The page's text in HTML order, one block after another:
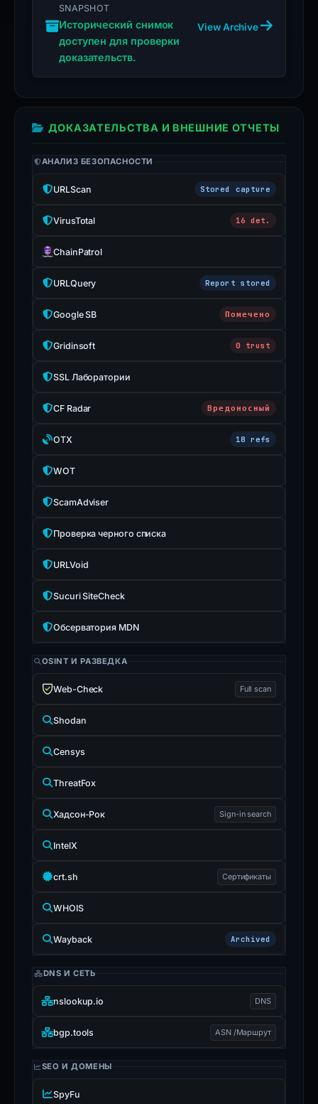
the
inaccurate.
SNAPSHOT
Исторический снимок
доступен для проверки
доказательств.
View Archive
ДОКАЗАТЕЛЬСТВА И ВНЕШНИЕ ОТЧЕТЫ
АНАЛИЗ БЕЗОПАСНОСТИ
URLScan Stored capture
VirusTotal 16 det.
ChainPatrol
URLQuery Report stored
Google SB Помечено
Gridinsoft 0 trust
SSL Лаборатории
CF Radar Вредоносный
OTX 18 refs
WOT
ScamAdviser
Проверка черного списка
URLVoid
Sucuri SiteCheck
Обсерватория MDN
OSINT И РАЗВЕДКА
Web-Check Full scan
Shodan
Censys
ThreatFox
Хадсон-Рок Sign-in search
IntelX
crt.sh Сертификаты
WHOIS
Wayback Archived
DNS И СЕТЬ
nslookup.io DNS
bgp.tools ASN /Маршрут
SEO И ДОМЕНЫ
SpyFu